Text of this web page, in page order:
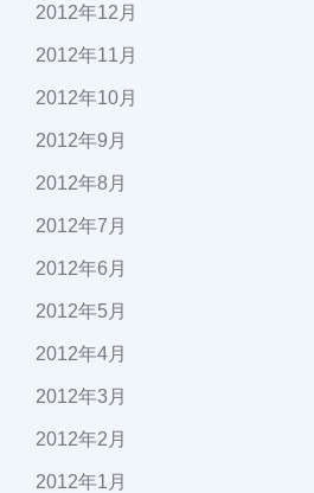
2012年12月
2012年11月
2012年10月
2012年9月
2012年8月
2012年7月
2012年6月
2012年5月
2012年4月
2012年3月
2012年2月
2012年1月